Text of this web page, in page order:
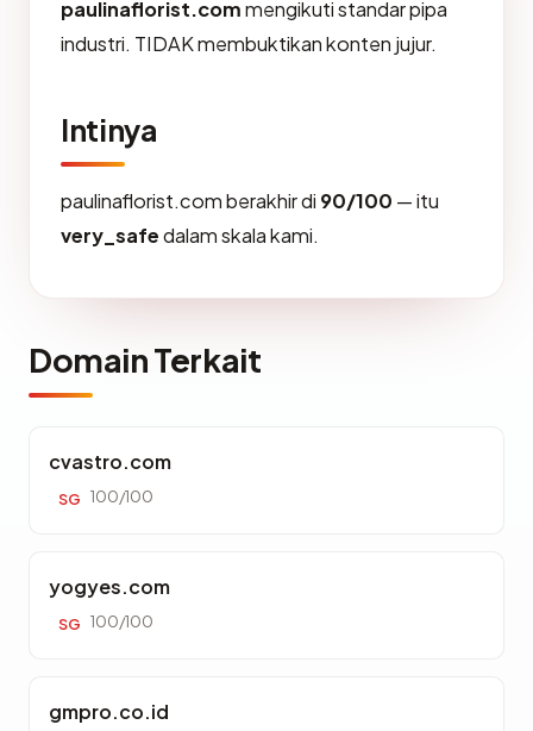
paulinaflorist.commengikuti standar pipa
industri. TIDAK membuktikan konten jujur.
Intinya
paulinaflorist.com berakhir di 90/100 — itu
very_safedalam skala kami.
Domain Terkait
cvastro.com
SG 100/100
yogyes.com
SG 100/100
gmpro.co.id